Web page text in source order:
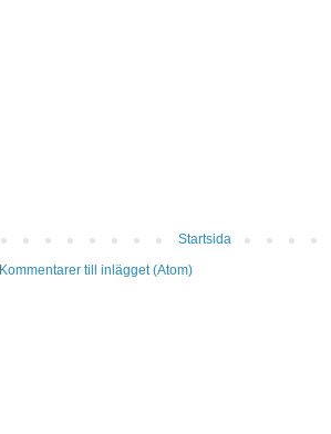
Startsida
Kommentarer till inlägget (Atom)